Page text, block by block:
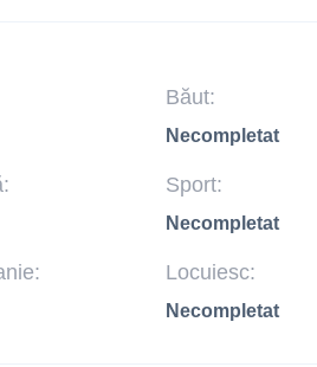
Băut:
Necompletat
Sport:
Necompletat
Locuiesc:
Necompletat